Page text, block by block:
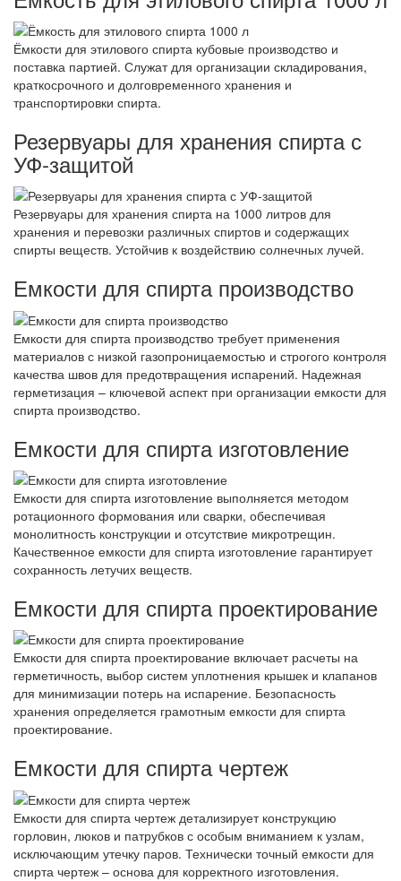
Ёмкости для этилового спирта кубовые производство и
поставка партией. Служат для организации складирования,
краткосрочного и долговременного хранения и
транспортировки спирта.
Резервуары для хранения спирта с
УФ-защитой
Резервуары для хранения спирта на 1000 литров для
хранения и перевозки различных спиртов и содержащих
спирты веществ. Устойчив к воздействию солнечных лучей.
Емкости для спирта производство
Емкости для спирта производство требует применения
материалов с низкой газопроницаемостью и строгого контроля
качества швов для предотвращения испарений. Надежная
герметизация – ключевой аспект при организации емкости для
спирта производство.
Емкости для спирта изготовление
Емкости для спирта изготовление выполняется методом
ротационного формования или сварки, обеспечивая
монолитность конструкции и отсутствие микротрещин.
Качественное емкости для спирта изготовление гарантирует
сохранность летучих веществ.
Емкости для спирта проектирование
Емкости для спирта проектирование включает расчеты на
герметичность, выбор систем уплотнения крышек и клапанов
для минимизации потерь на испарение. Безопасность
хранения определяется грамотным емкости для спирта
проектирование.
Емкости для спирта чертеж
Емкости для спирта чертеж детализирует конструкцию
горловин, люков и патрубков с особым вниманием к узлам,
исключающим утечку паров. Технически точный емкости для
спирта чертеж – основа для корректного изготовления.